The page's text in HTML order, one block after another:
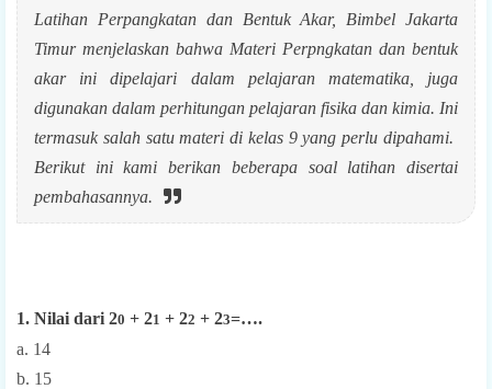
Latihan Perpangkatan dan Bentuk Akar, Bimbel Jakarta
Timur menjelaskan bahwa Materi Perpngkatan dan bentuk
akar ini dipelajari dalam pelajaran matematika, juga
digunakan dalam perhitungan pelajaran fisika dan kimia. Ini
termasuk salah satu materi di kelas 9 yang perlu dipahami.
Berikut ini kami berikan beberapa soal latihan disertai
pembahasannya.
1. Nilai dari 20 + 21 + 22 + 23=….
a. 14
b. 15